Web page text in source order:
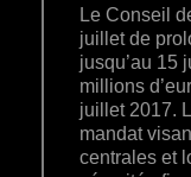
Le Conseil
juillet de
jusqu’au 15
millions
juillet 2017.
mandat
centrales et